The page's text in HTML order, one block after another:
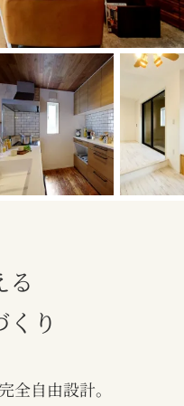
る
り
全自由設計。